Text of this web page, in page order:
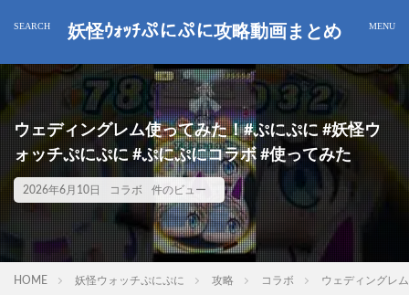
妖怪ｳｫｯﾁぷにぷに攻略動画まとめ
ウェディングレム使ってみた！#ぷにぷに #妖怪ウ
ォッチぷにぷに #ぷにぷにコラボ #使ってみた
2026年6月10日 コラボ 件のビュー
HOME 妖怪ウォッチぷにぷに 攻略 コラボ ウェディングレ